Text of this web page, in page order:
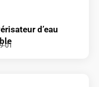
d’eau
01